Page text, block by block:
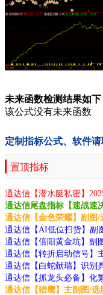
未来函数检测结果如下
该公式没有未来函数
定制指标公式、软件
置顶指标
通达信尾盘指标【速战速
通达信【金色荣耀】副图
通达信【猎鹰】主副图/